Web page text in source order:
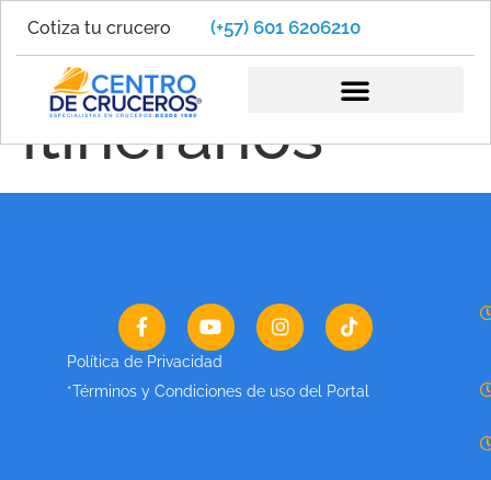
Cotiza tu crucero (+57) 601 6206210
Cruceros
itinerarios
Política de Privacidad
*Términos y Condiciones de uso del Portal